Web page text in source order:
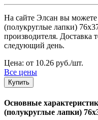
На сайте Элсан вы
(полукруглые лапки)
производителя. Доставка
следующий день.
Цена: от 10.26 руб./шт.
Все цены
Купить
Основные
(полукруглые лапки)